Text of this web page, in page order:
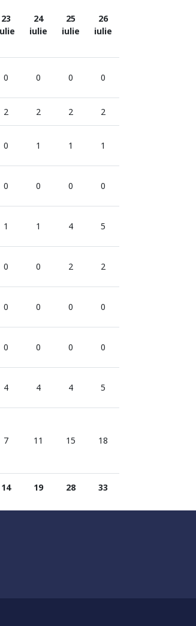
23
24
iulie
25
iulie
26
iulie
0 0 0 0
2 2 2 2
0 1 1 1
0 0 0 0
1 1 4 5
0 0 2 2
0 0 0 0
0 0 0 0
4 4 4 5
7 11 15 18
14 19 28 33